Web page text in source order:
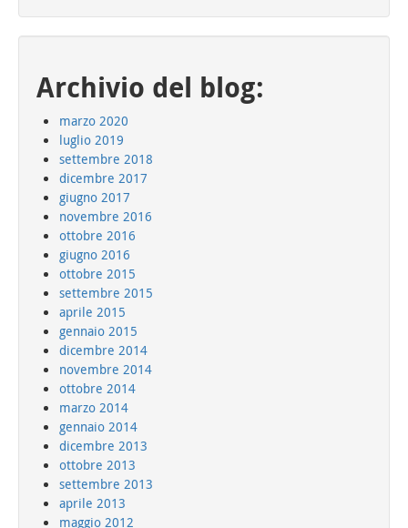
Archivio del blog:
marzo 2020
luglio 2019
settembre 2018
dicembre 2017
giugno 2017
novembre 2016
ottobre 2016
giugno 2016
ottobre 2015
settembre 2015
aprile 2015
gennaio 2015
dicembre 2014
novembre 2014
ottobre 2014
marzo 2014
gennaio 2014
dicembre 2013
ottobre 2013
settembre 2013
aprile 2013
maggio 2012